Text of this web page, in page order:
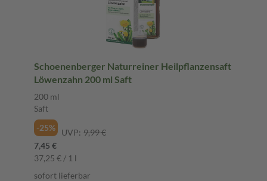
Schoenenberger Naturreiner Heilpflanzensaft
Löwenzahn 200 ml Saft
200 ml
Saft
-25%
UVP: 9,99 €
7,45 €
37,25 € / 1 l
sofort lieferbar